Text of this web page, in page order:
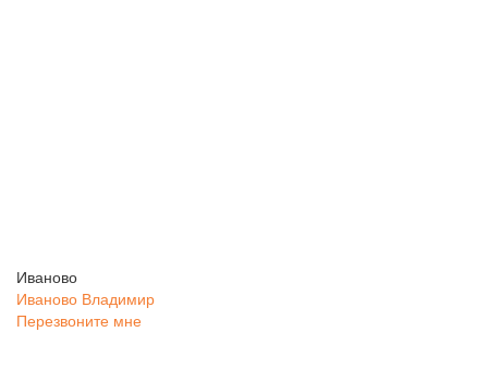
Иваново
Иваново Владимир
Перезвоните мне